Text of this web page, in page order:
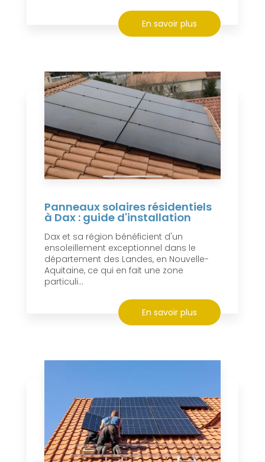
En savoir plus
Panneaux solaires résidentiels
à Dax : guide d'installation
Dax et sa région bénéficient d'un
ensoleillement exceptionnel dans le
département des Landes, en Nouvelle-
Aquitaine, ce qui en fait une zone
particuli...
En savoir plus